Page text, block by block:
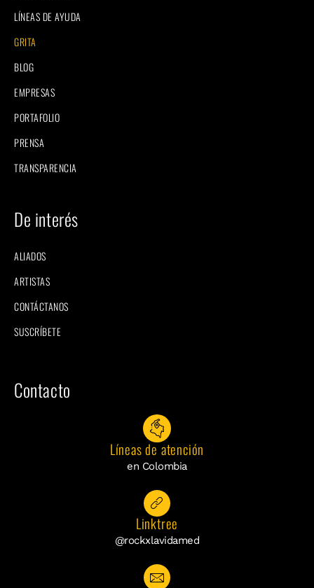
LÍNEAS DE AYUDA
GRITA
BLOG
EMPRESAS
PORTAFOLIO
PRENSA
TRANSPARENCIA
De interés
ALIADOS
ARTISTAS
CONTÁCTANOS
SUSCRÍBETE
Contacto
Líneas de atención
en Colombia
Linktree
@rockxlavidamed